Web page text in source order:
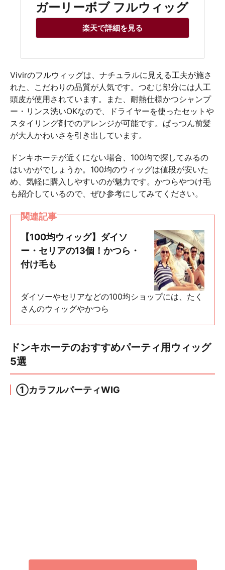
ガーリーボブ フルウィッグ
楽天で詳細を見る
Vivirのフルウィッグは、ナチュラルに見える工夫が施さ
れた、こだわりの品質が人気です。つむじ部分には人工
頭皮が使用されています。また、耐熱仕様かつシャンプ
ー・リンス洗いOKなので、ドライヤーを使ったセットや
スタイリング剤でのアレンジが可能です。ぱっつん前髪
が大人かわいさを引き出しています。
ドンキホーテが近くにない場合、100均で探してみるの
はいかがでしょうか。100均のウィッグは値段が安いた
め、気軽に購入しやすいのが魅力です。かつらやつけ毛
も紹介しているので、ぜひ参考にしてみてください。
関連記事
【100均ウィッグ】ダイソ
ー・セリアの13個！かつら・
付け毛も
ダイソーやセリアなどの100均ショップには、たく
さんのウィッグやかつら
ドンキホーテのおすすめパーティ用ウィッグ
5選
①カラフルパーティWIG